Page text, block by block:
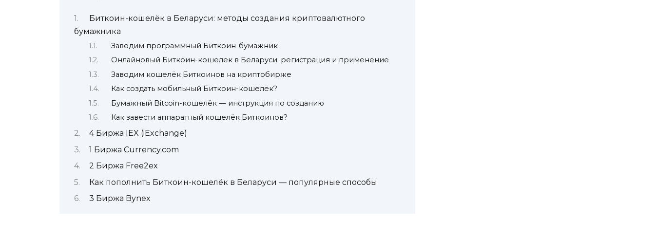
Биткоин-кошелёк в Беларуси: методы создания криптовалютного
бумажника
Заводим программный Биткоин-бумажник
Онлайновый Биткоин-кошелек в Беларуси: регистрация и применение
Заводим кошелёк Биткоинов на криптобирже
Как создать мобильный Биткоин-кошелёк?
Бумажный Bitcoin-кошелёк — инструкция по созданию
Как завести аппаратный кошелёк Биткоинов?
4 Биржа IEX (iExchange)
1 Биржа Currency.com
2 Биржа Free2ex
Как пополнить Биткоин-кошелёк в Беларуси — популярные способы
3 Биржа Bynex